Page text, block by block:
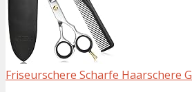
Friseurschere Scharfe Haarschere